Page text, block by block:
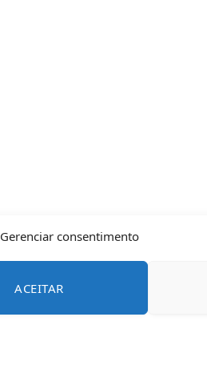
Gerenciar consentimento
ACEITAR
SOBRE NÓS